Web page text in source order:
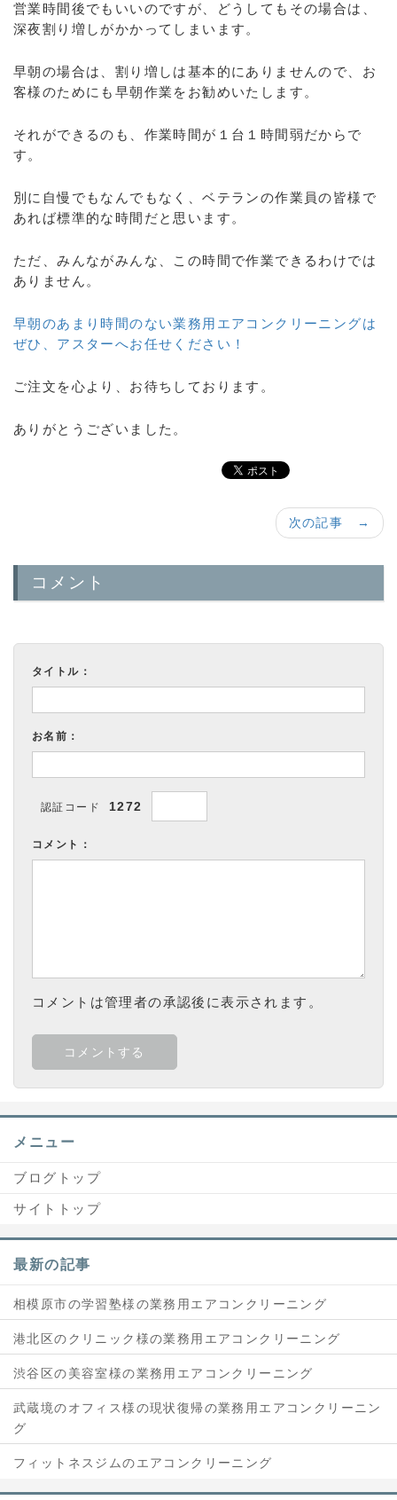
営業時間後でもいいのですが、どうしてもその場合は、
深夜割り増しがかかってしまいます。
早朝の場合は、割り増しは基本的にありませんので、お
客様のためにも早朝作業をお勧めいたします。
それができるのも、作業時間が１台１時間弱だからで
す。
別に自慢でもなんでもなく、ベテランの作業員の皆様で
あれば標準的な時間だと思います。
ただ、みんながみんな、この時間で作業できるわけでは
ありません。
早朝のあまり時間のない業務用エアコンクリーニングは
ぜひ、アスターへお任せください！
ご注文を心より、お待ちしております。
ありがとうございました。
次の記事 →
コメント
タイトル：
お名前：
認証コード 1272
コメント：
コメントは管理者の承認後に表示されます。
メニュー
ブログトップ
サイトトップ
最新の記事
相模原市の学習塾様の業務用エアコンクリーニング
港北区のクリニック様の業務用エアコンクリーニング
渋谷区の美容室様の業務用エアコンクリーニング
武蔵境のオフィス様の現状復帰の業務用エアコンクリーニン
グ
フィットネスジムのエアコンクリーニング